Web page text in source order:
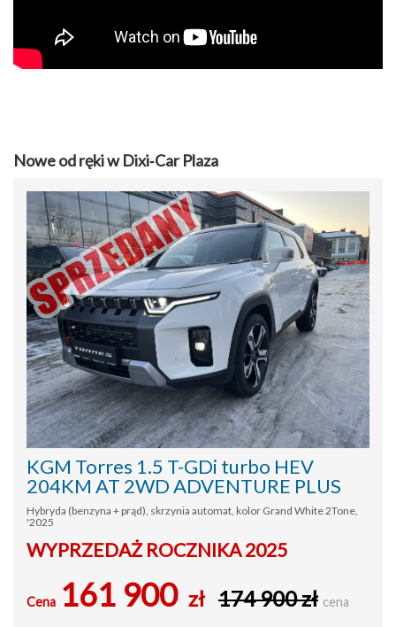
Nowe od ręki w Dixi‑Car Plaza
KGM Torres 1.5 T-GDi turbo HEV
204KM AT 2WD ADVENTURE PLUS
Hybryda (benzyna + prąd), skrzynia automat, kolor Grand White 2Tone,
'2025
WYPRZEDAŻ ROCZNIKA 2025
Cena 161 900 zł 174 900 zł cena